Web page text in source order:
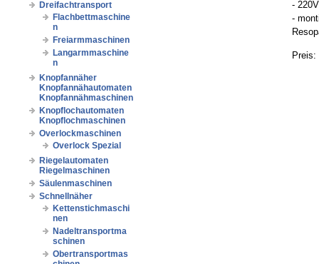
Dreifachtransport
Flachbettmaschine
n
Freiarmmaschinen
Langarmmaschine
n
Knopfannäher
Knopfannähautomaten
Knopfannähmaschinen
Knopflochautomaten
Knopflochmaschinen
Overlockmaschinen
Overlock Spezial
Riegelautomaten
Riegelmaschinen
Säulenmaschinen
Schnellnäher
Kettenstichmaschi
nen
Nadeltransportma
schinen
Obertransportmas
-
-
Preis: